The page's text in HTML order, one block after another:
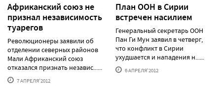
Африканский союз не
признал независимость
туарегов
Революционеры заявили об
отделении северных районов
Мали Африканский союз
отказался признать независ......
7 АПРЕЛЯ'2012
План ООН в Сирии
встречен насилием
Генеральный секретарь ООН
Пан Ги Мун заявил в четверг,
что конфликт в Сирии
ухудшается и нападения н......
6 АПРЕЛЯ'2012